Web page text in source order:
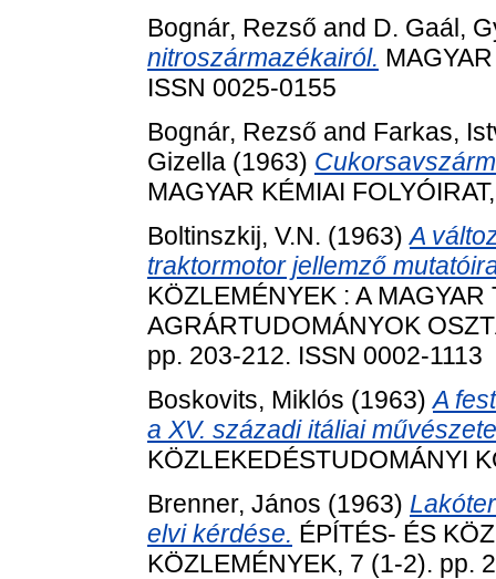
Bognár, Rezső and D. Gaál,
nitroszármazékairól.
ISSN 0025-0155
Bognár, Rezső and Farkas,
Gizella (1963)
MAGYAR KÉMIAI
Boltinszkij, V.N. (1963)A
traktormotor jellemző
KÖZLEMÉNYEK : A
AGRÁRTUDOMÁNYOK
pp. 203-212. ISSN 0002-1113
Boskovits, Miklós (1963)A
a XV. századi itáliai
KÖZLEKEDÉSTUDOMÁNYI
Brenner, János (1963)
elvi kérdése. ÉPÍTÉS- ÉS
KÖZLEMÉNYEK, 7 (1-2). pp.